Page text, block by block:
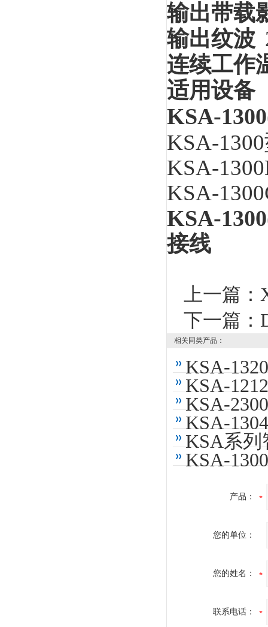
输出带载
输出纹波
连续工作
适用设备
KSA-
KSA-
KSA-
KSA-
KSA-
接线
上一篇：
下一篇：
相关同类产品：
KSA-
KSA-
KSA-
KSA-
KSA系列
KSA-
产品：
您的单位：
您的姓名：
联系电话：